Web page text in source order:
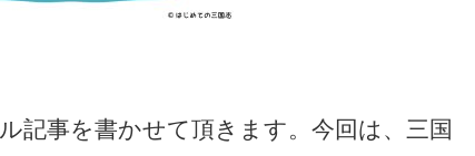
記事を書かせて頂きます。今回は、三国